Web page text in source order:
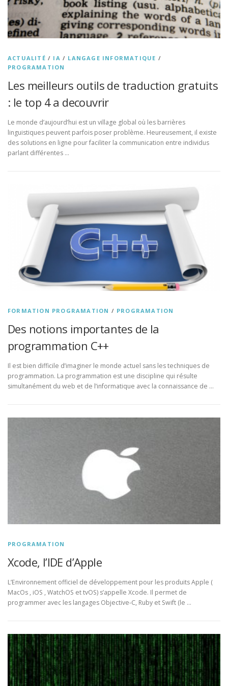
ACTUALITÉ / IA / LANGAGE INFORMATIQUE /
PROGRAMATION
Les meilleurs outils de traduction gratuits
: le top 4 a decouvrir
Le monde d’aujourd’hui est un village global où les barrières
linguistiques peuvent parfois poser problème. Heureusement, il existe
des solutions en ligne pour faciliter la communication entre individus
parlant différentes …
FORMATION PROGRAMATION / PROGRAMATION
Des notions importantes de la
programmation C++
Il est bien difficile d’imaginer le monde actuel sans les techniques de
programmation. La programmation est une discipline qui résulte
simultanément du web et de l’informatique avec la connaissance de …
PROGRAMATION
Xcode, l’IDE d’Apple
L’Environnement officiel de développement pour les produits Apple (
MacOs , iOS , WatchOS et tvOS) s’appelle Xcode. Il permet de
programmer avec les langages Objective-C, Ruby et Swift (le …